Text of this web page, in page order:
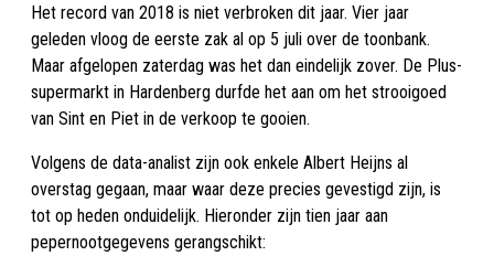
Het record van 2018 is niet verbroken dit jaar. Vier jaar
geleden vloog de eerste zak al op 5 juli over de toonbank.
Maar afgelopen zaterdag was het dan eindelijk zover. De Plus-
supermarkt in Hardenberg durfde het aan om het strooigoed
van Sint en Piet in de verkoop te gooien.
Volgens de data-analist zijn ook enkele Albert Heijns al
overstag gegaan, maar waar deze precies gevestigd zijn, is
tot op heden onduidelijk. Hieronder zijn tien jaar aan
pepernootgegevens gerangschikt: